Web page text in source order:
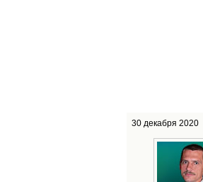
30 декабря 2020